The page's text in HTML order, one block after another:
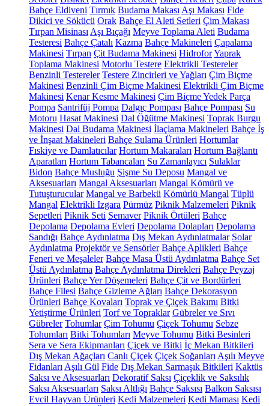
Bahçe Eldiveni Tırmık Budama Makası Aşı Makası Fide
Dikici ve Sökücü Orak Bahçe El Aleti Setleri Çim Makası
Tırpan Misinası Aşı Bıçağı Meyve Toplama Aleti Budama
Testeresi Bahçe Çatalı Kazma Bahçe Makineleri Çapalama
Makinesi Tırpan Çit Budama Makinesi HidroforYaprak
Toplama Makinesi Motorlu Testere Elektrikli Testereler
Benzinli Testereler Testere Zincirleri ve Yağları Çim Biçme
Makinesi Benzinli Çim Biçme Makinesi Elektrikli Çim Biçme
Makinesi Kenar Kesme Makinesi Çim Biçme Yedek Parça
Pompa Santrifüj Pompa Dalgıç Pompası Bahçe Pompası Su
Motoru Hasat Makinesi Dal Öğütme Makinesi Toprak Burgu
Makinesi Dal Budama Makinesi İlaçlama Makineleri Bahçe İş
ve İnşaat Makineleri Bahçe Sulama Ürünleri Hortumlar
Fıskiye ve Damlatıcılar Hortum Makaraları Hortum Bağlantı
Aparatları Hortum Tabancaları Su Zamanlayıcı Sulaklar
Bidon Bahçe Musluğu Şişme Su Deposu Mangal ve
Aksesuarları Mangal Aksesuarları Mangal Kömürü ve
Tutuşturucular Mangal ve Barbekü Kömürlü Mangal Tüplü
Mangal Elektrikli Izgara Pürmüz Piknik Malzemeleri Piknik
Sepetleri Piknik Seti Semaver Piknik Örtüleri Bahçe
Depolama Depolama Evleri Depolama Dolapları Depolama
Sandığı Bahçe Aydınlatma Dış Mekan Aydınlatmalar Solar
Aydınlatma Projektör ve Sensörler Bahçe Aplikleri Bahçe
Feneri ve Meşaleler Bahçe Masa Üstü Aydınlatma Bahçe Set
Üstü Aydınlatma Bahçe Aydınlatma Direkleri Bahçe Peyzaj
Ürünleri Bahçe Yer Döşemeleri Bahçe Çit ve Bordürleri
Bahçe Filesi Bahçe Gizleme Ağları Bahçe Dekorasyon
Ürünleri Bahçe Kovaları Toprak ve Çiçek Bakımı Bitki
Yetiştirme Ürünleri Torf ve Topraklar Gübreler ve Sıvı
Gübreler Tohumlar Çim Tohumu Çiçek Tohumu Sebze
Tohumları Bitki Tohumları Meyve Tohumu Bitki Besinleri
Sera ve Sera Ekipmanları Çiçek ve Bitki İç Mekan Bitkileri
Dış Mekan Ağaçları Canlı Çiçek Çiçek Soğanları Aşılı Meyve
Fidanları Aşılı Gül Fide Dış Mekan Sarmaşık Bitkileri Kaktüs
Saksı ve Aksesuarları Dekoratif Saksı Çiçeklik ve Saksılık
Saksı Aksesuarları Saksı Altlığı Bahçe Saksısı Balkon Saksısı
Evcil Hayvan Ürünleri Kedi Malzemeleri Kedi Maması Kedi